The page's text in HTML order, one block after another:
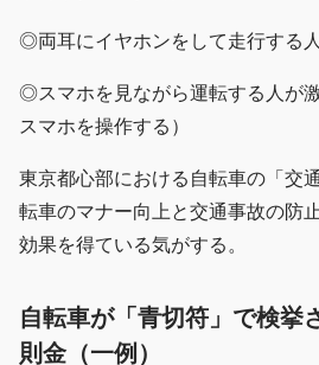
◎両耳にイヤホンをして走行する
◎スマホを見ながら運転する人が
スマホを操作する）
東京都心部における自転車の「交
転車のマナー向上と交通事故の防
効果を得ている気がする。
自転車が「青切符」で検挙
則金（一例）